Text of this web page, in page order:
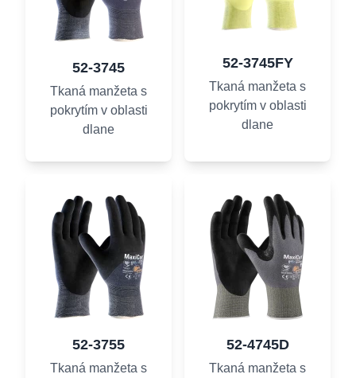
52-3745
Tkaná manžeta s
pokrytím v oblasti
dlane
52-3745FY
Tkaná manžeta s
pokrytím v oblasti
dlane
52-3755
Tkaná manžeta s
52-4745D
Tkaná manžeta s